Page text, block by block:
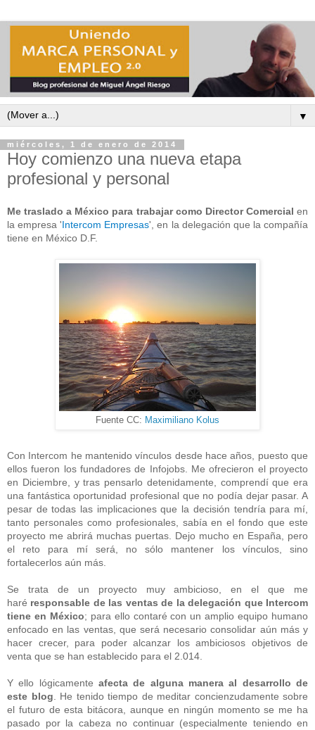
▼
miércoles, 1 de enero de 2014
Hoy comienzo una nueva etapa
profesional y personal
Me traslado a México para trabajar como Director Comercial en
la empresa 'Intercom Empresas', en la delegación que la compañía
tiene en México D.F.
Fuente CC: Maximiliano Kolus
Con Intercom he mantenido vínculos desde hace años, puesto que
ellos fueron los fundadores de Infojobs. Me ofrecieron el proyecto
en Diciembre, y tras pensarlo detenidamente, comprendí que era
una fantástica oportunidad profesional que no podía dejar pasar. A
pesar de todas las implicaciones que la decisión tendría para mí,
tanto personales como profesionales, sabía en el fondo que este
proyecto me abrirá muchas puertas. Dejo mucho en España, pero
el reto para mí será, no sólo mantener los vínculos, sino
fortalecerlos aún más.
Se trata de un proyecto muy ambicioso, en el que me
haré responsable de las ventas de la delegación que Intercom
tiene en México; para ello contaré con un amplio equipo humano
enfocado en las ventas, que será necesario consolidar aún más y
hacer crecer, para poder alcanzar los ambiciosos objetivos de
venta que se han establecido para el 2.014.
Y ello lógicamente afecta de alguna manera al desarrollo de
este blog . He tenido tiempo de meditar concienzudamente sobre
el futuro de esta bitácora, aunque en ningún momento se me ha
pasado por la cabeza no continuar (especialmente teniendo en